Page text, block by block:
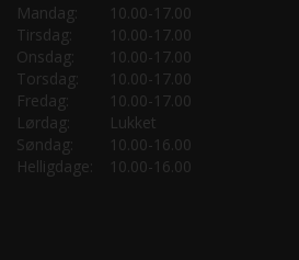
Mandag:
10.00-17.00
Tirsdag:
10.00-17.00
Onsdag:
10.00-17.00
Torsdag:
10.00-17.00
Fredag:
10.00-17.00
Lørdag:
Lukket
Søndag:
10.00-16.00
Helligdage:
10.00-16.00